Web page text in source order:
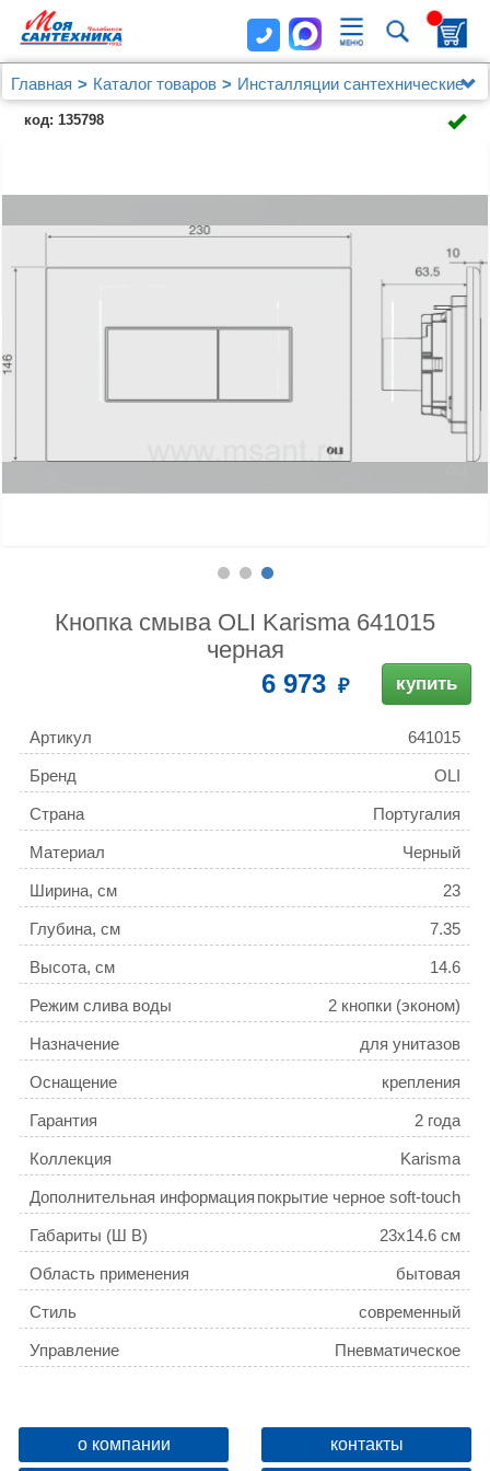
Главная Каталог товаров
Инсталляции сантехнические
OLI
Кнопка смыва OLI Karisma 641015 черная
код: 135798
Кнопка смыва OLI Karisma 641015
черная
6 973 купить
Артикул 641015
Бренд OLI
Страна Португалия
Материал Черный
Ширина, см 23
Глубина, см 7.35
Высота, см 14.6
Режим слива воды 2 кнопки (эконом)
Назначение для унитазов
Оснащение крепления
Гарантия 2 года
Коллекция Karisma
Дополнительная информация покрытие черное soft-touch
Габариты (Ш В) 23x14.6 см
Область применения бытовая
Стиль современный
Управление Пневматическое
Вариант кнопки
410652
о компании
контакты